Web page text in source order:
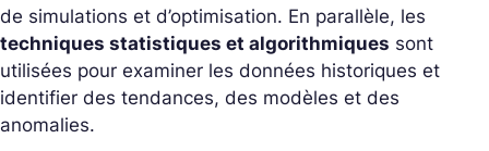
de simulations et d’optimisation. En parallèle, les
techniques statistiques et algorithmiques sont
utilisées pour examiner les données historiques et
identifier des tendances, des modèles et des
anomalies.